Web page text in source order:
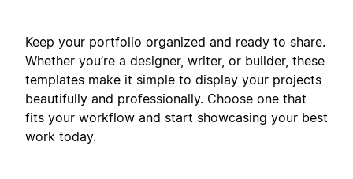
Keep your portfolio organized and ready to share.
Whether you’re a designer, writer, or builder, these
templates make it simple to display your projects
beautifully and professionally. Choose one that
fits your workflow and start showcasing your best
work today.